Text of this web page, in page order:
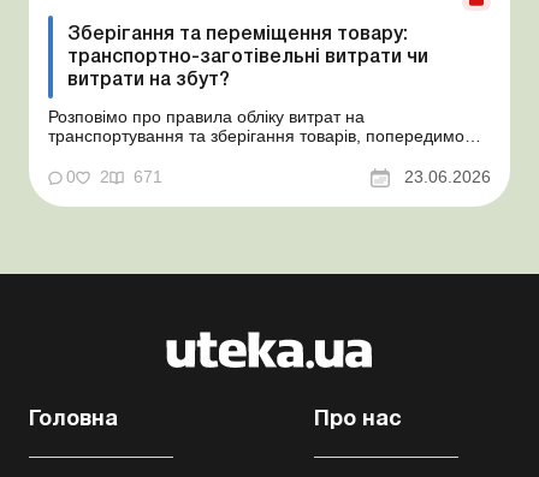
Зберігання та переміщення товару:
транспортно-заготівельні витрати чи
витрати на збут?
Розповімо про правила обліку витрат на
транспортування та зберігання товарів, попередимо
нормативне обґрунтування. Проблемні витрати:
податкові ризики та судова практика Здавалось би, у
цьому питанні неоднозначності бути не може. Однак,
0 2 671 23.06.2026
Головна Про нас